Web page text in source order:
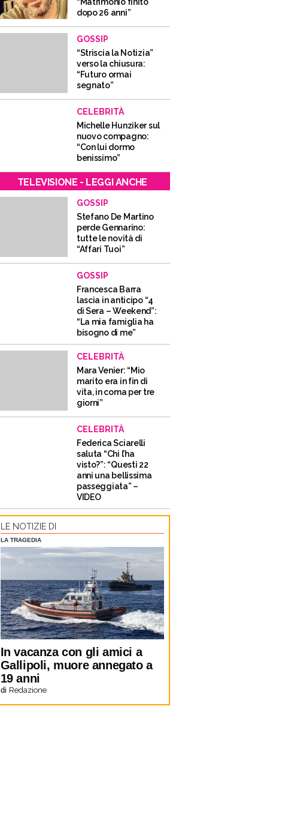
dopo 26 anni”
GOSSIP
“Striscia la Notizia”
verso la chiusura:
“Futuro ormai
segnato”
CELEBRITÀ
Michelle Hunziker sul
nuovo compagno:
“Con lui dormo
benissimo”
TELEVISIONE - LEGGI ANCHE
GOSSIP
Stefano De Martino
perde Gennarino:
tutte le novità di
“Affari Tuoi”
GOSSIP
Francesca Barra
lascia in anticipo “4
di Sera – Weekend”:
“La mia famiglia ha
bisogno di me”
CELEBRITÀ
Mara Venier: “Mio
marito era in fin di
vita, in coma per tre
giorni”
CELEBRITÀ
Federica Sciarelli
saluta “Chi l’ha
visto?”: “Questi 22
anni una bellissima
passeggiata” –
VIDEO
LE NOTIZIE DI
LA TRAGEDIA
In vacanza con gli amici a
Gallipoli, muore annegato a
19 anni
di Redazione